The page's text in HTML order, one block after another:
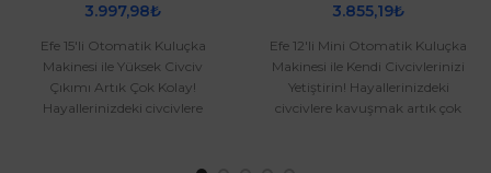
3.997,98₺
Efe 15'li Otomatik Kuluçka
Makinesi ile Yüksek Civciv
Çıkımı Artık Çok Kolay!
Hayallerinizdeki civcivlere
3.855,19₺
Efe 12'li Mini Otomatik Kuluçka
Makinesi ile Kendi Civcivlerinizi
Yetiştirin! Hayallerinizdeki
civcivlere kavuşmak artık çok